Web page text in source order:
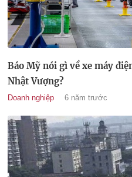
Báo Mỹ nói gì về xe máy
Nhật Vượng?
Doanh nghiệp 6 năm trước